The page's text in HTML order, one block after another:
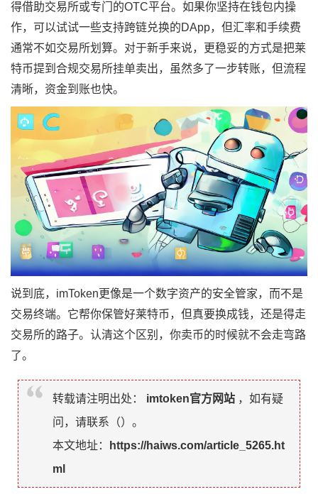
得借助交易所或专门的OTC平台。如果你坚持在钱包内操
作，可以试试一些支持跨链兑换的DApp，但汇率和手续费
通常不如交易所划算。对于新手来说，更稳妥的方式是把莱
特币提到合规交易所挂单卖出，虽然多了一步转账，但流程
清晰，资金到账也快。
说到底，imToken更像是一个数字资产的安全管家，而不是
交易终端。它帮你保管好莱特币，但真要换成钱，还是得走
交易所的路子。认清这个区别，你卖币的时候就不会走弯路
了。
转载请注明出处： imtoken官方网站 ，如有疑
问，请联系（）。
本文地址：
https://haiws.com/article_5265.ht
ml